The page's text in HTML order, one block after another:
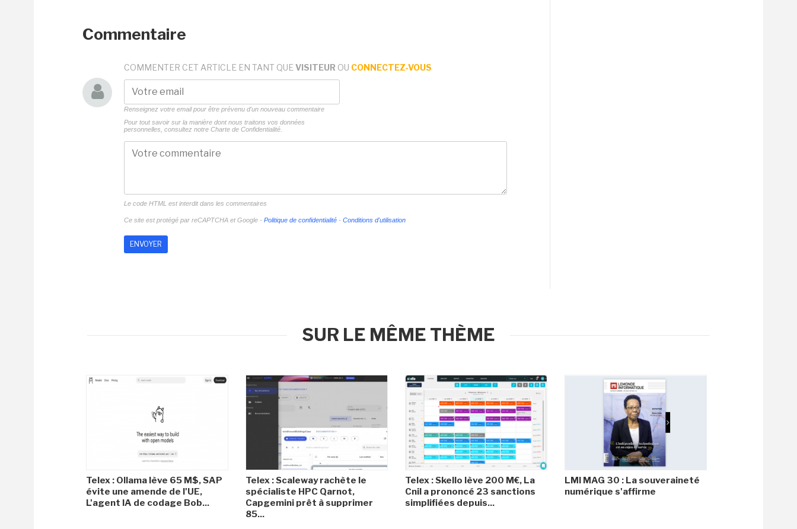
Commentaire
COMMENTER CET ARTICLE EN TANT QUE VISITEUR OU CONNECTEZ-VOUS
Renseignez votre email pour être prévenu d'un nouveau commentaire
Pour tout savoir sur la manière dont nous traitons vos données
personnelles, consultez notre Charte de Confidentialité.
Le code HTML est interdit dans les commentaires
Ce site est protégé par reCAPTCHA et Google - Politique de confidentialité - Conditions d'utilisation
SUR LE MÊME THÈME
Telex : Ollama lève 65 M$, SAP
évite une amende de l'UE,
L'agent IA de codage Bob...
Telex : Scaleway rachète le
spécialiste HPC Qarnot,
Capgemini prêt à supprimer
85...
Telex : Skello lève 200 M€, La
Cnil a prononcé 23 sanctions
simplifiées depuis...
LMI MAG 30 : La souveraineté
numérique s'affirme